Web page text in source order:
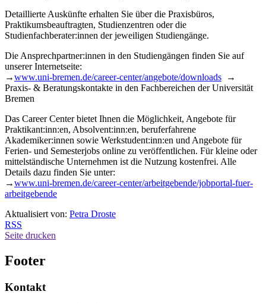
Detaillierte Auskünfte erhalten Sie über die Praxisbüros,
Praktikumsbeauftragten, Studienzentren oder die
Studienfachberater:innen der jeweiligen Studiengänge.
Die Ansprechpartner:innen in den Studiengängen finden Sie auf
unserer Internetseite:
→www.uni-bremen.de/career-center/angebote/downloads →
Praxis- & Beratungskontakte in den Fachbereichen der Universität
Bremen
Das Career Center bietet Ihnen die Möglichkeit, Angebote für
Praktikant:inn:en, Absolvent:inn:en, beruferfahrene
Akademiker:innen sowie Werkstudent:inn:en und Angebote für
Ferien- und Semesterjobs online zu veröffentlichen. Für kleine oder
mittelständische Unternehmen ist die Nutzung kostenfrei. Alle
Details dazu finden Sie unter:
→www.uni-bremen.de/career-center/arbeitgebende/jobportal-fuer-
arbeitgebende
Aktualisiert von: Petra Droste
RSS
Seite drucken
Footer
Kontakt